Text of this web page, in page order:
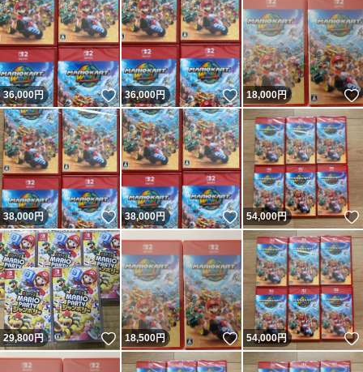
36,000円 いいね！
36,000円 いいね！
18,000円
38,000円 いいね！
38,000円 いいね！
54,000円
29,800円 いいね！
18,500円 いいね！
54,000円